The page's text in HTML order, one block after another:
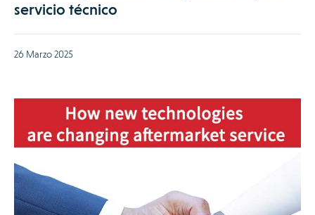
servicio técnico
26 Marzo 2025